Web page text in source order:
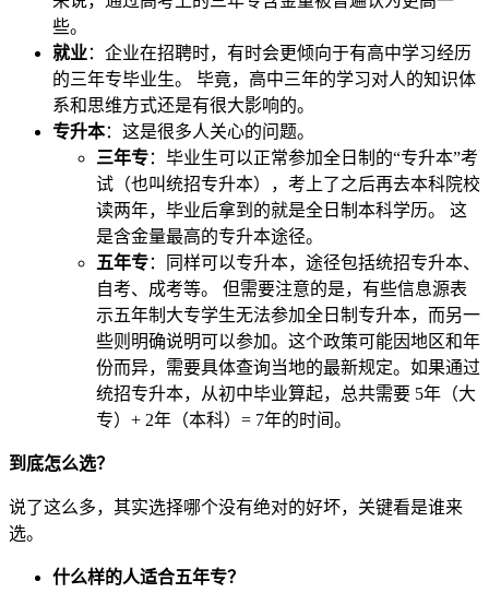
些。
就业：企业在招聘时，有时会更倾向于有高中学习经历
的三年专毕业生。 毕竟，高中三年的学习对人的知识体
系和思维方式还是有很大影响的。
专升本：这是很多人关心的问题。
三年专：毕业生可以正常参加全日制的“专升本”考
试（也叫统招专升本），考上了之后再去本科院校
读两年，毕业后拿到的就是全日制本科学历。 这
是含金量最高的专升本途径。
五年专：同样可以专升本，途径包括统招专升本、
自考、成考等。 但需要注意的是，有些信息源表
示五年制大专学生无法参加全日制专升本，而另一
些则明确说明可以参加。这个政策可能因地区和年
份而异，需要具体查询当地的最新规定。如果通过
统招专升本，从初中毕业算起，总共需要 5年（大
专）+ 2年（本科）= 7年的时间。
到底怎么选？
说了这么多，其实选择哪个没有绝对的好坏，关键看是谁来
选。
什么样的人适合五年专？